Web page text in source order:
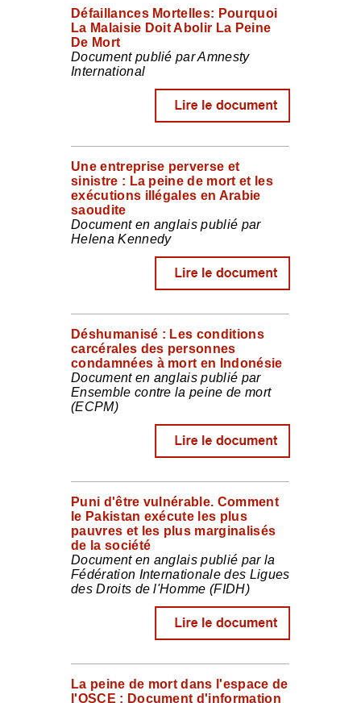
Défaillances Mortelles: Pourquoi
La Malaisie Doit Abolir La Peine
De Mort
Document publié par Amnesty
International
Une entreprise perverse et
sinistre : La peine de mort et les
exécutions illégales en Arabie
saoudite
Document en anglais publié par
Helena Kennedy
Déshumanisé : Les conditions
carcérales des personnes
condamnées à mort en Indonésie
Document en anglais publié par
Ensemble contre la peine de mort
(ECPM)
Puni d'être vulnérable. Comment
le Pakistan exécute les plus
pauvres et les plus marginalisés
de la société
Document en anglais publié par la
Fédération Internationale des Ligues
des Droits de l'Homme (FIDH)
La peine de mort dans l'espace de
l'OSCE : Document d'information